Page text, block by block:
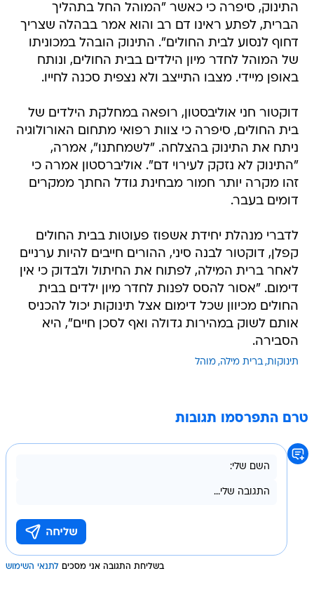
התינוק, סיפרה כי כאשר "המוהל החל בתהליך
הברית, לפתע ראינו דם רב והוא אמר בבהלה שצריך
דחוף לנסוע לבית החולים". התינוק הובהל במכוניתו
של המוהל לחדר מיון הילדים בבית החולים, ונותח
באופן מיידי. מצבו התייצב ולא נצפית סכנה לחייו.
דוקטור חני אוליבסטון, רופאה במחלקת הילדים של
בית החולים, סיפרה כי צוות רפואי מתחום האורולוגיה
ניתח את התינוק בהצלחה. "לשמחתנו", אמרה,
"התינוק לא נזקק לעירוי דם". אוליברסטון אמרה כי
זהו מקרה יותר חמור מבחינת גודל החתך ממקרים
דומים בעבר.
לדברי מנהלת יחידת אשפוז פעוטות בבית החולים
קפלן, דוקטור לבנה סיני, ההורים חייבים להיות ערניים
לאחר ברית המילה, לפתוח את החיתול ולבדוק כי אין
דימום. "אסור להסס לפנות לחדר מיון ילדים בבית
החולים מכיוון שכל דימום אצל תינוקות יכול להכניס
אותם לשוק במהירות גדולה ואף לסכן חיים", היא
הסבירה.
תינוקות ברית מילה מוהל
טרם התפרסמו תגובות
בשליחת התגובה אני מסכים לתנאי השימוש